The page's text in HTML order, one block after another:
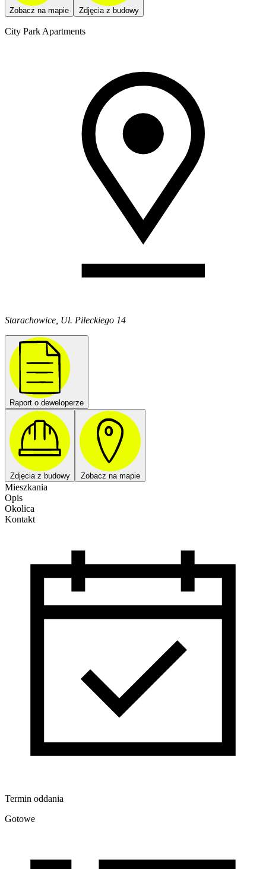
Zobacz na mapie Zdjęcia z budowy
City Park Apartments
Starachowice, Ul. Pileckiego 14
Raport o deweloperze
Zdjęcia z budowy Zobacz na mapie
Mieszkania
Opis
Okolica
Kontakt
Termin oddania
Gotowe